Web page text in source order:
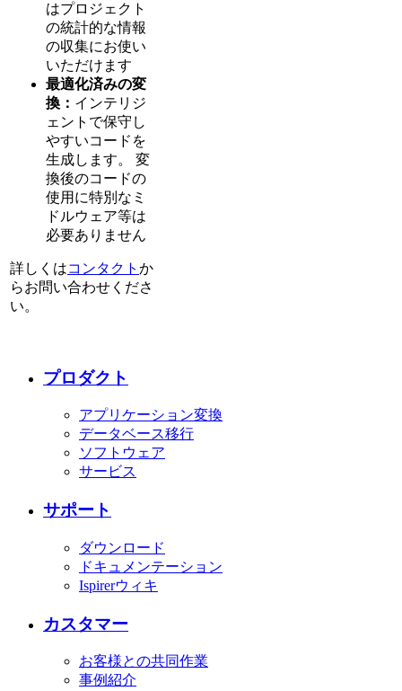
はプロジェクト
の統計的な情報
の収集にお使い
いただけます
最適化済みの変
換： インテリジ
ェントで保守し
やすいコードを
生成します。 変
換後のコードの
使用に特別なミ
ドルウェア等は
必要ありません
詳しくはコンタクト か
らお問い合わせくださ
い。
プロダクト
アプリケーション変換
データベース移行
ソフトウェア
サービス
サポート
ダウンロード
ドキュメンテーション
Ispirerウィキ
カスタマー
お客様との共同作業
事例紹介